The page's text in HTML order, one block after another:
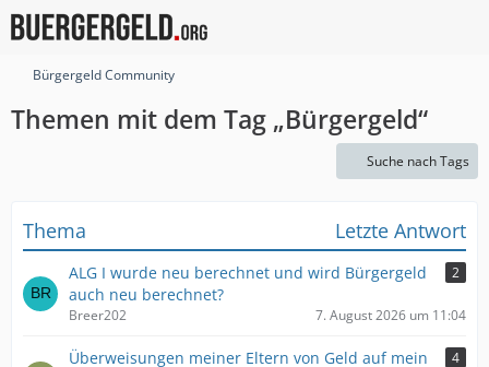
Bürgergeld Community
Themen mit dem Tag „Bürgergeld“
Suche nach Tags
Thema Letzte Antwort
ALG I wurde neu berechnet und wird Bürgergeld
auch neu berechnet?
2
Breer202 7. August 2026 um 11:04
Überweisungen meiner Eltern von Geld auf mein
4